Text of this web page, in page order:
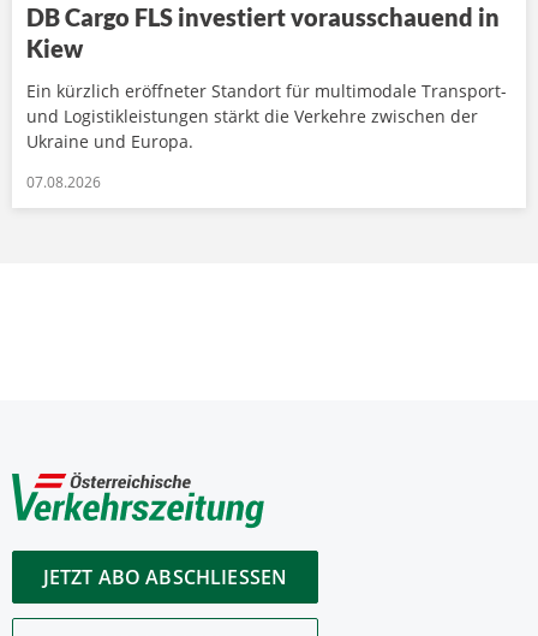
DB Cargo FLS investiert vorausschauend in
Kiew
Ein kürzlich eröffneter Standort für multimodale Transport-
und Logistikleistungen stärkt die Verkehre zwischen der
Ukraine und Europa.
07.08.2026
JETZT ABO ABSCHLIESSEN